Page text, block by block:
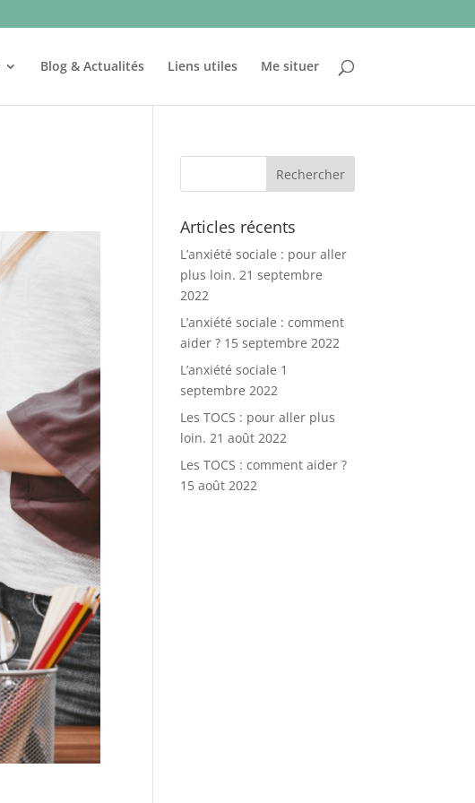
Blog & Actualités Liens utiles Me situer
Articles récents
L’anxiété sociale : pour aller
plus loin. 21 septembre
2022
L’anxiété sociale : comment
aider ? 15 septembre 2022
L’anxiété sociale 1
septembre 2022
Les TOCS : pour aller plus
loin. 21 août 2022
Les TOCS : comment aider ?
15 août 2022